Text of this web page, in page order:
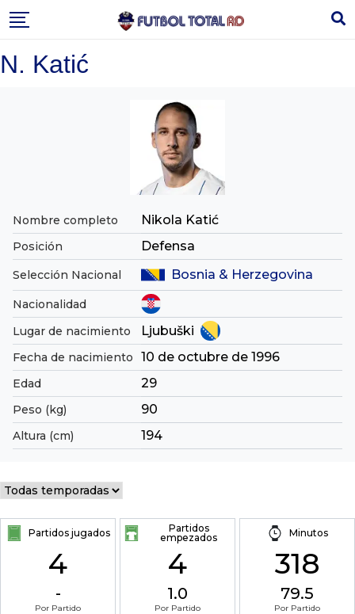
to
N. Katić
Nombre completo Nikola Katić
Posición Defensa
Selección Nacional Bosnia & Herzegovina
Nacionalidad
Lugar de nacimiento
Ljubuški
Fecha de nacimiento 10 de octubre de 1996
Edad 29
Peso (kg) 90
Altura (cm) 194
Partidos jugados
4
-
Por Partido
Partidos
empezados
4
1.0
Por Partido
Minutos
318
79.5
Por Partido